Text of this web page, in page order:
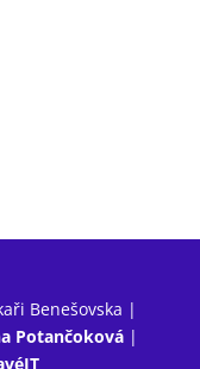
Benešovska |
Potančoková|